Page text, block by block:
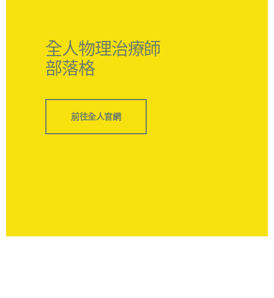
全人物理治療師
部落格
前往全人官網